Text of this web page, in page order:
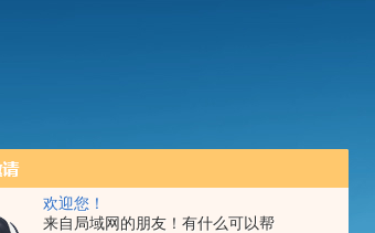
欢迎您！
来自局域网的朋友！有什么可以帮